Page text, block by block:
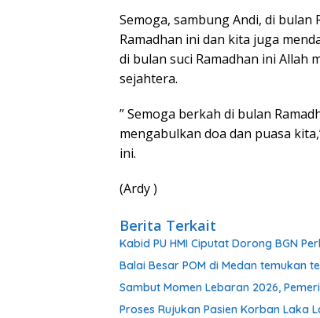
Semoga, sambung Andi, di bulan
Ramadhan ini dan kita juga
di bulan suci Ramadhan ini Allah
sejahtera.
” Semoga berkah di bulan
mengabulkan doa dan puasa
ini.
(Ardy )
Berita Terkait
Kabid PU HMI Ciputat Dorong BGN
Balai Besar POM di Medan temukan
Sambut Momen Lebaran 2026,
Proses Rujukan Pasien Korban Laka